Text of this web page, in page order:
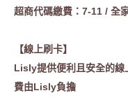
超商代碼繳費：7-11 / 全
【線上刷卡】
Lisly提供便利且安全的線
費由Lisly負擔